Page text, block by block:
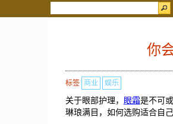
你
标签 商业 娱乐
关于眼部护理， 眼霜是不可
琳琅满目，如何选购适合自